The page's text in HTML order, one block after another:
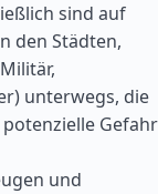
sind auf
den Städten,
unterwegs, die
Gefahr
und